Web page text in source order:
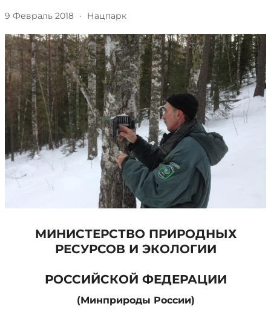
9 Февраль 2018 · Нацпарк
МИНИСТЕРСТВО ПРИРОДНЫХ
РЕСУРСОВ И ЭКОЛОГИИ
РОССИЙСКОЙ ФЕДЕРАЦИИ
(Минприроды России)